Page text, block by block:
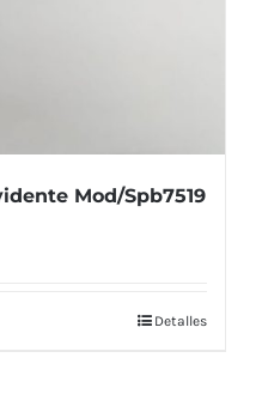
Mod/Spb7519
Detalles